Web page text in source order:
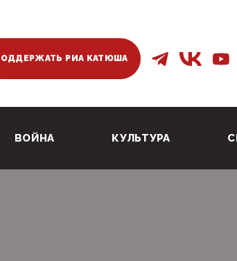
РИА КАТЮША
ВОЙНА КУЛЬТУРА